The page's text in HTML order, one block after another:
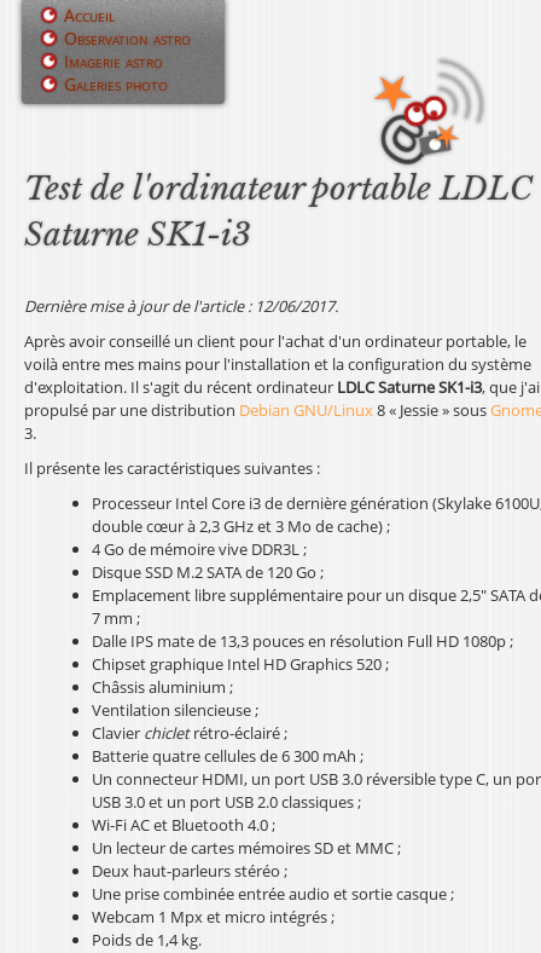
Jump to navigation
Test de l'ordinateur portable LDLC
Saturne SK1-i3
Dernière mise à jour de l'article : 12/06/2017.
Après avoir conseillé un client pour l'achat d'un ordinateur portable, le
voilà entre mes mains pour l'installation et la configuration du système
d'exploitation. Il s'agit du récent ordinateur LDLC Saturne SK1-i3, que j'ai
propulsé par une distribution Debian GNU/Linux8 « Jessie » sous
3.
Il présente les caractéristiques suivantes :
Processeur Intel Core i3 de dernière génération (Skylake
double cœur à 2,3 GHz et 3 Mo de cache) ;
4 Go de mémoire vive DDR3L ;
Disque SSD M.2 SATA de 120 Go ;
Emplacement libre supplémentaire pour un disque 2,5" SATA
7 mm ;
Dalle IPS mate de 13,3 pouces en résolution Full HD 1080p ;
Chipset graphique Intel HD Graphics 520 ;
Châssis aluminium ;
Ventilation silencieuse ;
Clavier chicletrétro-éclairé ;
Batterie quatre cellules de 6 300 mAh ;
Un connecteur HDMI, un port USB 3.0 réversible type C, un
USB 3.0 et un port USB 2.0 classiques ;
Wi-Fi AC et Bluetooth 4.0 ;
Un lecteur de cartes mémoires SD et MMC ;
Deux haut-parleurs stéréo ;
Une prise combinée entrée audio et sortie casque ;
Webcam 1 Mpx et micro intégrés ;
Poids de 1,4 kg.
M
u
p
i
n
c
i
p
Accueil
Observation astro
Imagerie astro
Galeries photo